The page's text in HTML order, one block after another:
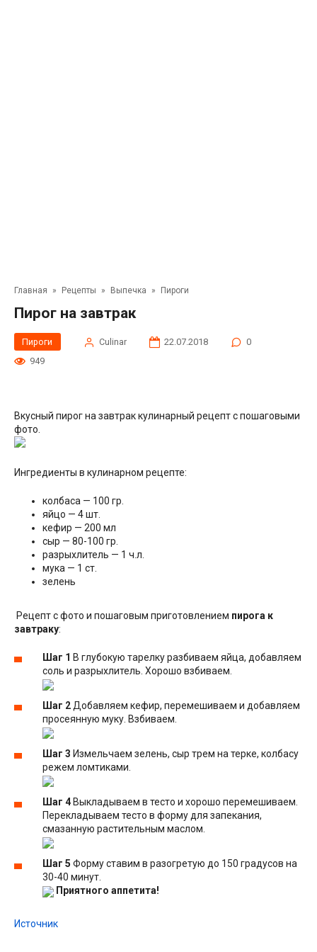
Главная » Рецепты » Выпечка » Пироги
Пирог на завтрак
Пироги Сulinar 22.07.2018
0
949
Вкусный пирог на завтрак кулинарный рецепт с пошаговыми
фото.
Ингредиенты в кулинарном рецепте:
колбаса — 100 гр.
яйцо — 4 шт.
кефир — 200 мл
сыр — 80-100 гр.
разрыхлитель — 1 ч.л.
мука — 1 ст.
зелень
Рецепт с фото и пошаговым приготовлением пирога к
завтраку:
Шаг 1 В глубокую тарелку разбиваем яйца, добавляем
соль и разрыхлитель. Хорошо взбиваем.
Шаг 2 Добавляем кефир, перемешиваем и добавляем
просеянную муку. Взбиваем.
Шаг 3 Измельчаем зелень, сыр трем на терке, колбасу
режем ломтиками.
Шаг 4 Выкладываем в тесто и хорошо перемешиваем.
Перекладываем тесто в форму для запекания,
смазанную растительным маслом.
Шаг 5 Форму ставим в разогретую до 150 градусов на
30-40 минут.
Приятного аппетита!
Источник